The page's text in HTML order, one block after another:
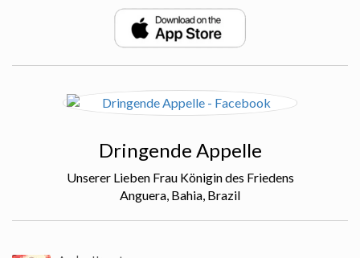
Dringende Appelle
Unserer Lieben Frau Königin des Friedens
Anguera, Bahia, Brazil